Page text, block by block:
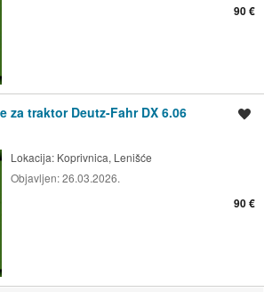
90 €
za traktor Deutz-Fahr DX 6.06
Lokacija: Koprivnica, Lenišće
Objavljen:26.03.2026.
90 €